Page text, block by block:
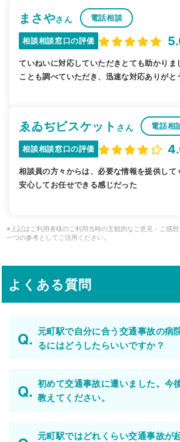
まさやさん 電話相談
相談相談窓口の評価
ていねいに対応していただきとても助かりま
ことも調べていただき、迅速な対応ありがと
ゑゐぢビスケット さん 電話相
相談相談窓口の評価
相談員の方々からは、必要な情報を提供して
安心してお任せできる感じだった
※上記はご利用者様のご利用当時の主観的なご意見・ご感想
一つの参考としてご活用ください。
よくある質問
元町駅で自分に合う交通事故の病
るにはどうしたらいいですか？
初めて交通事故に遭いました。今
教えてください。
元町駅ではどれくらい交通事故が